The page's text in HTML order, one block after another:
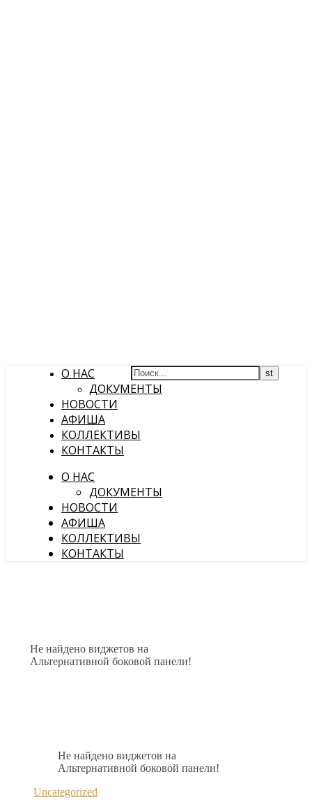
О НАС
ДОКУМЕНТЫ
НОВОСТИ
АФИША
КОЛЛЕКТИВЫ
КОНТАКТЫ
О НАС
ДОКУМЕНТЫ
НОВОСТИ
АФИША
КОЛЛЕКТИВЫ
КОНТАКТЫ
Не найдено виджетов на
Альтернативной боковой панели!
Не найдено виджетов на
Альтернативной боковой панели!
Uncategorized